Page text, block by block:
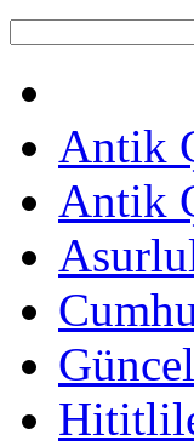
Antik
Antik
Güncel